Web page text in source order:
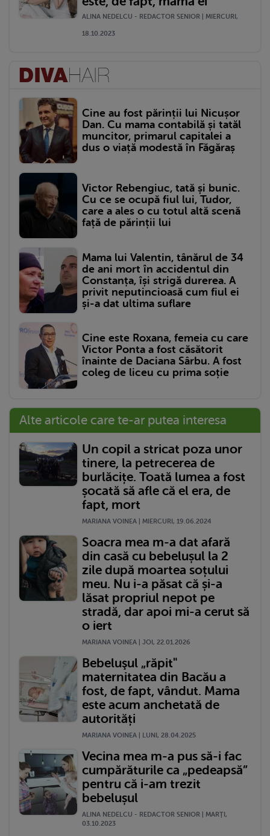
ALINA NEDELCU - REDACTOR SENIOR | MIERCURI,
18.10.2023
Cine au fost părinții lui Nicușor
Dan. Cu mama contabilă și tatăl
muncitor, primarul capitalei a
dus o viață modestă în Făgăraș
Victor Rebengiuc, tată și bunic.
Cu ce se ocupă fiul lui, Tudor,
care a ales o cu totul altă scenă
față de părinții lui
Mama lui Valentin, tânărul de 34
de ani mort în accidentul din
Constanța, își strigă durerea. A
privit neputincioasă cum fiul ei
și-a dat ultima suflare
Cine este Roxana, femeia cu care
Victor Ponta a fost căsătorit
înainte de Daciana Sârbu. A fost
coleg de liceu cu prima soție
Alte articole care te-ar putea interesa
Un copil a stricat poza unor
tinere, la petrecerea de
burlăcițe. Toată lumea a fost
șocată să afle că el era, de
fapt, mort
MARIANA VOINEA | MIERCURI, 19.06.2024
Soacra mea m-a dat afară
din casă cu bebelușul la 2
zile după moartea soțului
meu. Nu i-a păsat că și-a
lăsat propriul nepot pe
stradă, dar apoi mi-a cerut să
o iert
MARIANA VOINEA | JOI, 22.01.2026
Bebeluşul „răpit"
maternitatea din Bacău a
fost, de fapt, vândut. Mama
este acum anchetată de
autorități
MARIANA VOINEA | LUNI, 28.04.2025
Vecina mea m-a pus să-i fac
cumpărăturile ca „pedeapsă”
pentru că i-am trezit
bebelușul
ALINA NEDELCU - REDACTOR SENIOR | MARŢI,
03.10.2023